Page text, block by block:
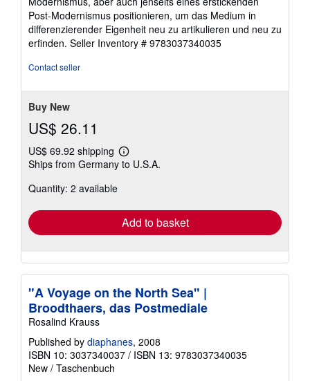
Post-Modernismus positionieren, um das Medium in
differenzierender Eigenheit neu zu artikulieren und neu zu
erfinden. Seller Inventory # 9783037340035
Contact seller
Buy New
US$ 26.11
US$ 69.92 shipping
Learn
more
Ships from Germany to U.S.A.
Quantity: 2 available
Add to basket
"A Voyage on the North Sea" |
Broodthaers, das Postmediale
Rosalind Krauss
Published by diaphanes, 2008
ISBN 10: 3037340037 / ISBN 13: 9783037340035
New / Taschenbuch